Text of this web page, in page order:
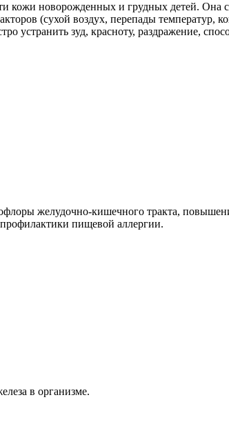
кожи новорожденных и грудных детей. Она
(сухой воздух, перепады температур,
устранить зуд, красноту, раздражение,
желудочно-кишечного тракта,
пищевой аллергии.
в организме.